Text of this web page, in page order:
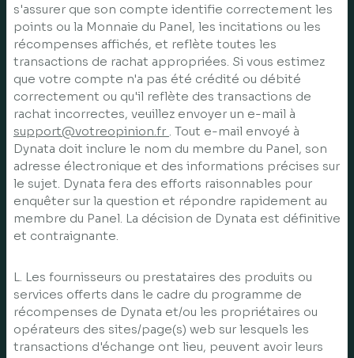
s'assurer que son compte identifie correctement les
points ou la Monnaie du Panel, les incitations ou les
récompenses affichés, et reflète toutes les
transactions de rachat appropriées. Si vous estimez
que votre compte n'a pas été crédité ou débité
correctement ou qu'il reflète des transactions de
rachat incorrectes, veuillez envoyer un e-mail à
support@votreopinion.fr . Tout e-mail envoyé à
Dynata doit inclure le nom du membre du Panel, son
adresse électronique et des informations précises sur
le sujet. Dynata fera des efforts raisonnables pour
enquêter sur la question et répondre rapidement au
membre du Panel. La décision de Dynata est définitive
et contraignante.
L. Les fournisseurs ou prestataires des produits ou
services offerts dans le cadre du programme de
récompenses de Dynata et/ou les propriétaires ou
opérateurs des sites/page(s) web sur lesquels les
transactions d'échange ont lieu, peuvent avoir leurs